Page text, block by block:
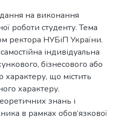
на виконання
роботи студенту. Тема
ректора НУБіП України.
індивідуальна
бізнесового або
характеру, що містить
характеру.
знань і
в рамках обов’язкової